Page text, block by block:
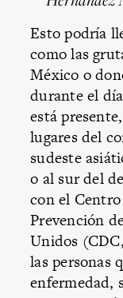
Esto podría
como las
México o
durante el
está
lugares del
sudeste
o al sur del
con el
Prevención
Unidos
las personas
enfermedad,